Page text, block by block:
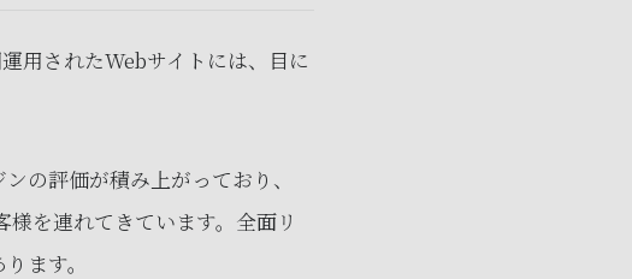
用されたWebサイトには、目に
の評価が積み上がっており、
を連れてきています。全面リ
ます。